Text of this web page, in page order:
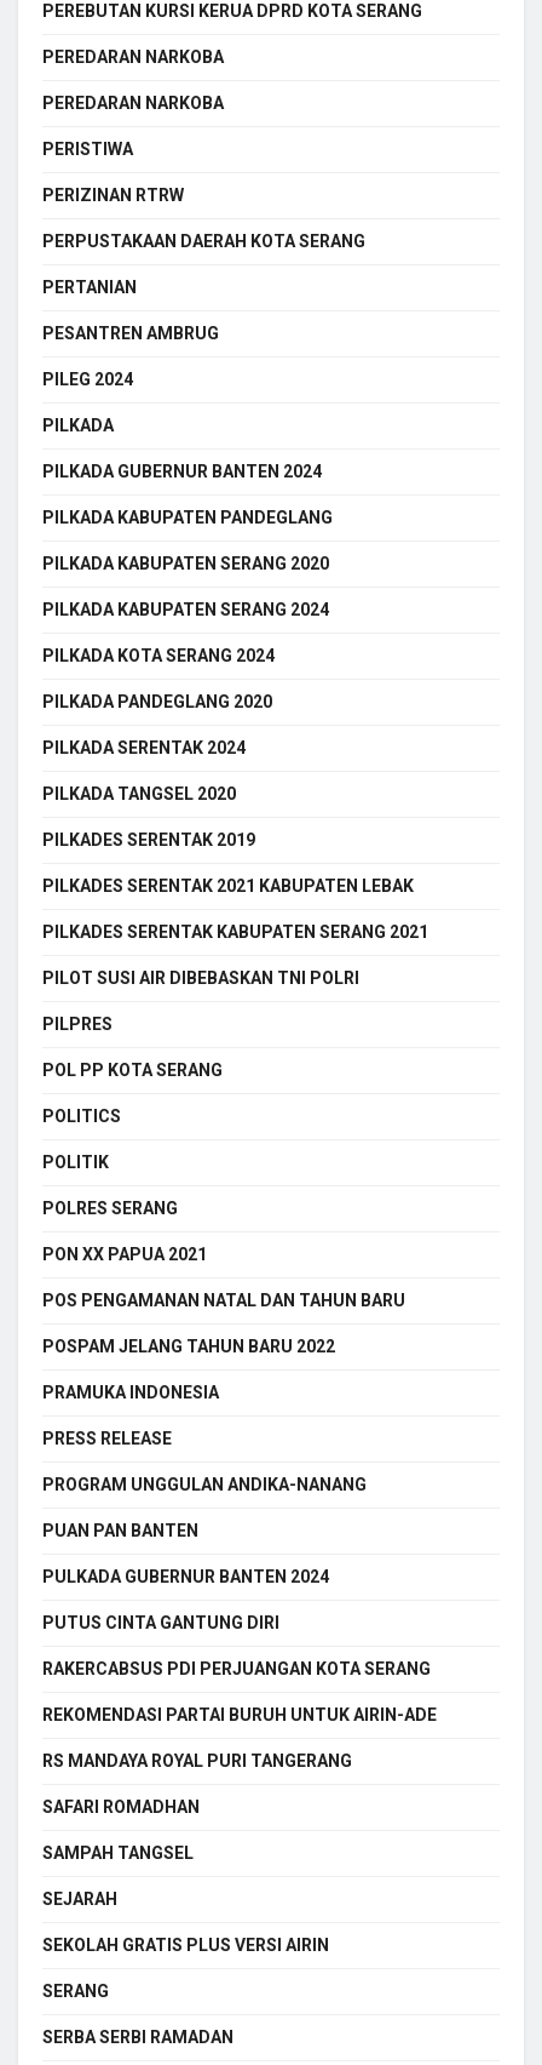
PEREBUTAN KURSI KERUA DPRD KOTA SERANG
PEREDARAN NARKOBA
PEREDARAN NARKOBA
PERISTIWA
PERIZINAN RTRW
PERPUSTAKAAN DAERAH KOTA SERANG
PERTANIAN
PESANTREN AMBRUG
PILEG 2024
PILKADA
PILKADA GUBERNUR BANTEN 2024
PILKADA KABUPATEN PANDEGLANG
PILKADA KABUPATEN SERANG 2020
PILKADA KABUPATEN SERANG 2024
PILKADA KOTA SERANG 2024
PILKADA PANDEGLANG 2020
PILKADA SERENTAK 2024
PILKADA TANGSEL 2020
PILKADES SERENTAK 2019
PILKADES SERENTAK 2021 KABUPATEN LEBAK
PILKADES SERENTAK KABUPATEN SERANG 2021
PILOT SUSI AIR DIBEBASKAN TNI POLRI
PILPRES
POL PP KOTA SERANG
POLITICS
POLITIK
POLRES SERANG
PON XX PAPUA 2021
POS PENGAMANAN NATAL DAN TAHUN BARU
POSPAM JELANG TAHUN BARU 2022
PRAMUKA INDONESIA
PRESS RELEASE
PROGRAM UNGGULAN ANDIKA-NANANG
PUAN PAN BANTEN
PULKADA GUBERNUR BANTEN 2024
PUTUS CINTA GANTUNG DIRI
RAKERCABSUS PDI PERJUANGAN KOTA SERANG
REKOMENDASI PARTAI BURUH UNTUK AIRIN-ADE
RS MANDAYA ROYAL PURI TANGERANG
SAFARI ROMADHAN
SAMPAH TANGSEL
SEJARAH
SEKOLAH GRATIS PLUS VERSI AIRIN
SERANG
SERBA SERBI RAMADAN